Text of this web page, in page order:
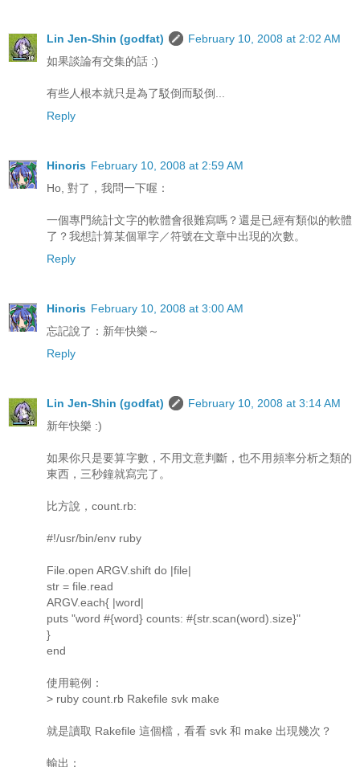
Lin Jen-Shin (godfat)
February 10, 2008 at 2:02 AM
如果談論有交集的話 :)
有些人根本就只是為了駁倒而駁倒...
Reply
Hinoris February 10, 2008 at 2:59 AM
Ho, 對了，我問一下喔：
一個專門統計文字的軟體會很難寫嗎？還是已經有類似的軟體
了？我想計算某個單字／符號在文章中出現的次數。
Reply
Hinoris February 10, 2008 at 3:00 AM
忘記說了：新年快樂～
Reply
Lin Jen-Shin (godfat)
February 10, 2008 at 3:14 AM
新年快樂 :)
如果你只是要算字數，不用文意判斷，也不用頻率分析之類的
東西，三秒鐘就寫完了。
比方說，count.rb:
#!/usr/bin/env ruby
File.open ARGV.shift do |file|
str = file.read
ARGV.each{ |word|
puts "word #{word} counts: #{str.scan(word).size}"
}
end
使用範例：
> ruby count.rb Rakefile svk make
就是讀取 Rakefile 這個檔，看看 svk 和 make 出現幾次？
輸出：